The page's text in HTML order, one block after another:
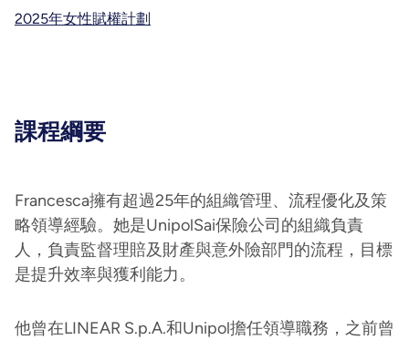
2025年女性賦權計劃
課程綱要
Francesca擁有超過25年的組織管理、流程優化及策
略領導經驗。她是UnipolSai保險公司的組織負責
人，負責監督理賠及財產與意外險部門的流程，目標
是提升效率與獲利能力。
他曾在LINEAR S.p.A.和Unipol擔任領導職務，之前曾